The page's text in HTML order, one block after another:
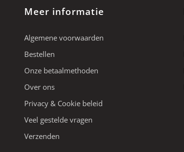
Meer informatie
Algemene voorwaarden
Bestellen
Onze betaalmethoden
Over ons
Privacy & Cookie beleid
Veel gestelde vragen
Verzenden